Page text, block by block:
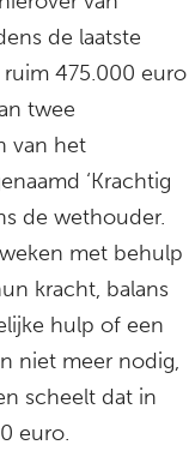
de laatste
ruim 475.000 euro
twee
van het
‘Krachtig
de wethouder.
met behulp
kracht, balans
hulp of een
niet meer nodig,
scheelt dat in
euro.